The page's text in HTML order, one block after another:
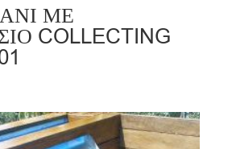
ΜΕ
COLLECTING